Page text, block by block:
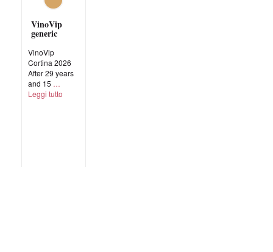
VinoVip
generic
VinoVip
Cortina 2026
After 29 years
and 15
Leggi tutto